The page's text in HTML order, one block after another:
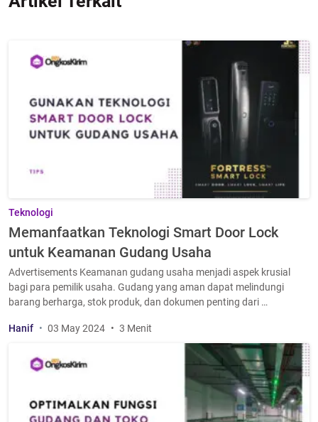
Teknologi
Memanfaatkan Teknologi Smart Door Lock
untuk Keamanan Gudang Usaha
Advertisements Keamanan gudang usaha menjadi aspek krusial
bagi para pemilik usaha. Gudang yang aman dapat melindungi
barang berharga, stok produk, dan dokumen penting dari …
Hanif 03 May 2024 3 Menit